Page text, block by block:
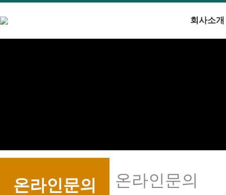
회사소개
온라인문의 온라인문의